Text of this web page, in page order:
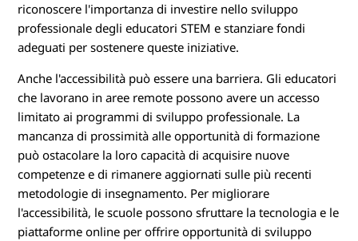
riconoscere l'importanza di investire nello sviluppo
professionale degli educatori STEM e stanziare fondi
adeguati per sostenere queste iniziative.
Anche l'accessibilità può essere una barriera. Gli educatori
che lavorano in aree remote possono avere un accesso
limitato ai programmi di sviluppo professionale. La
mancanza di prossimità alle opportunità di formazione
può ostacolare la loro capacità di acquisire nuove
competenze e di rimanere aggiornati sulle più recenti
metodologie di insegnamento. Per migliorare
l'accessibilità, le scuole possono sfruttare la tecnologia e le
piattaforme online per offrire opportunità di sviluppo